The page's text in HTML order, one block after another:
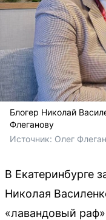
Блогер Николай
Флеганову
Источник: Олег
В Екатеринбурге
Николая
«лавандовый